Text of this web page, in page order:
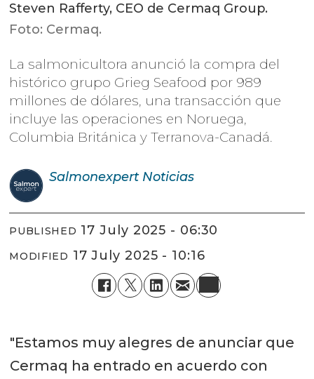
Steven Rafferty, CEO de Cermaq Group.
Foto: Cermaq.
La salmonicultora anunció la compra del
histórico grupo Grieg Seafood por 989
millones de dólares, una transacción que
incluye las operaciones en Noruega,
Columbia Británica y Terranova-Canadá.
Salmonexpert Noticias
PUBLISHED 17 July 2025 - 06:30
MODIFIED 17 July 2025 - 10:16
"Estamos muy alegres de anunciar que
Cermaq ha entrado en acuerdo con